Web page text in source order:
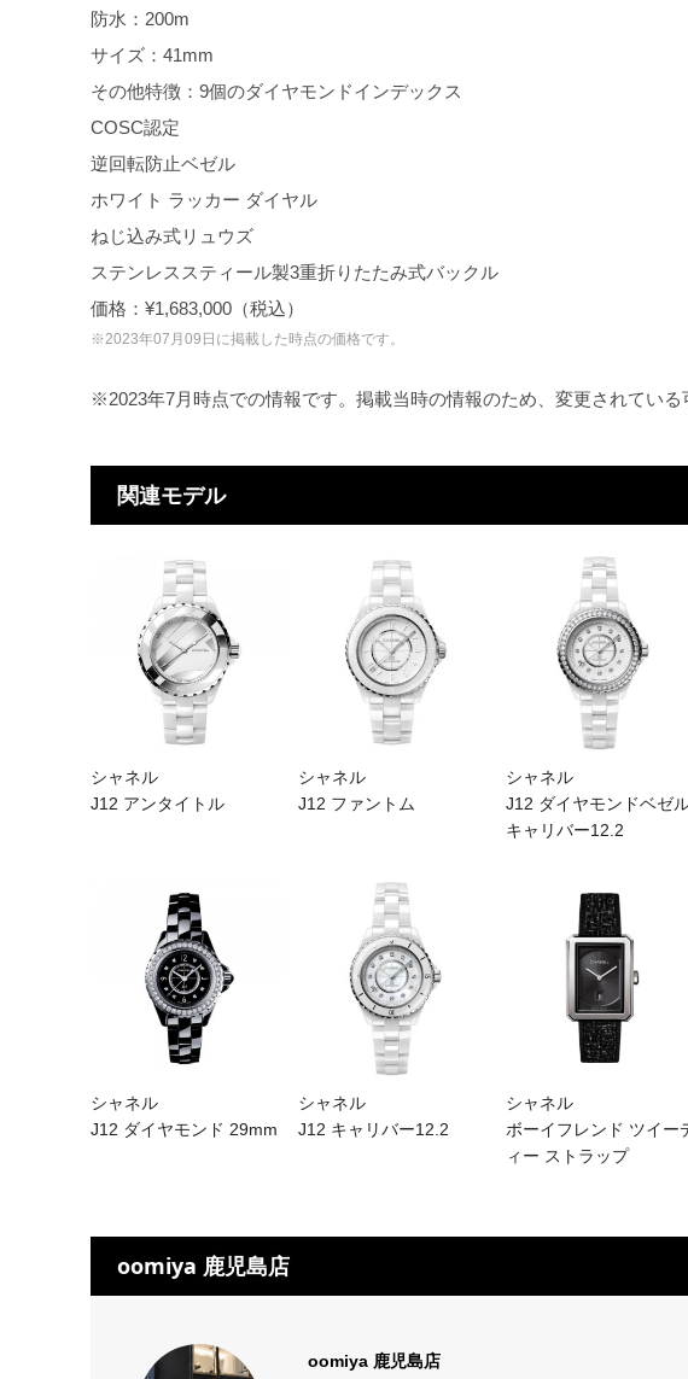
防水：200m
サイズ：41mm
その他特徴：9個のダイヤモンドインデックス
COSC認定
逆回転防止ベゼル
ホワイト ラッカー ダイヤル
ねじ込み式リュウズ
ステンレススティール製3重折りたたみ式バックル
価格：¥1,683,000（税込）
※2023年07月09日に掲載した時点の価格です。
※2023年7月時点での情報です。掲載当時の情報のため、変更されている
関連モデル
シャネル
J12 アンタイトル
シャネル
J12 ファントム
シャネル
J12 ダイヤモンドベゼ
キャリバー12.2
シャネル
J12 ダイヤモンド 29mm
シャネル
J12 キャリバー12.2
シャネル
ボーイフレンド ツイー
ィー ストラップ
oomiya 鹿児島店
oomiya 鹿児島店